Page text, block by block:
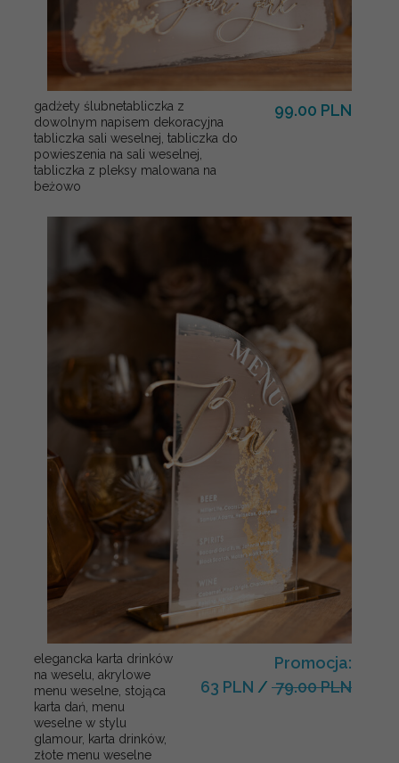
gadżety ślubnetabliczka z
dowolnym napisem dekoracyjna
tabliczka sali weselnej, tabliczka do
powieszenia na sali weselnej,
tabliczka z pleksy malowana na
beżowo
99.00 PLN
elegancka karta drinków
na weselu, akrylowe
menu weselne, stojąca
karta dań, menu
weselne w stylu
glamour, karta drinków,
złote menu weselne
Promocja:
63 PLN / 79.00 PLN